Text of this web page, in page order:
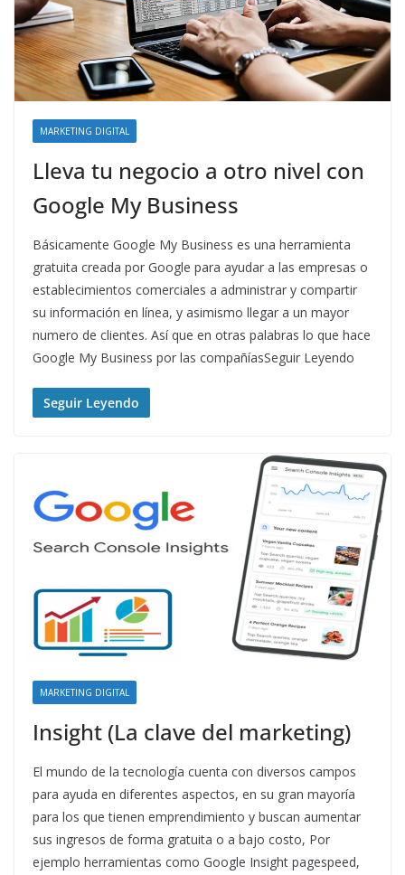
MARKETING DIGITAL
Lleva tu negocio a otro nivel con
Google My Business
Básicamente Google My Business es una herramienta
gratuita creada por Google para ayudar a las empresas o
establecimientos comerciales a administrar y compartir
su información en línea, y asimismo llegar a un mayor
numero de clientes. Así que en otras palabras lo que hace
Google My Business por las compañíasSeguir Leyendo
Seguir Leyendo
MARKETING DIGITAL
Insight (La clave del marketing)
El mundo de la tecnología cuenta con diversos campos
para ayuda en diferentes aspectos, en su gran mayoría
para los que tienen emprendimiento y buscan aumentar
sus ingresos de forma gratuita o a bajo costo, Por
ejemplo herramientas como Google Insight pagespeed,